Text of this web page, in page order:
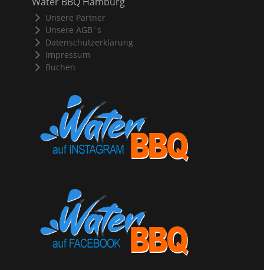
Unsere Partner
Unsere AGB´s
Datenschutzerklärung
Impressum
Buchen